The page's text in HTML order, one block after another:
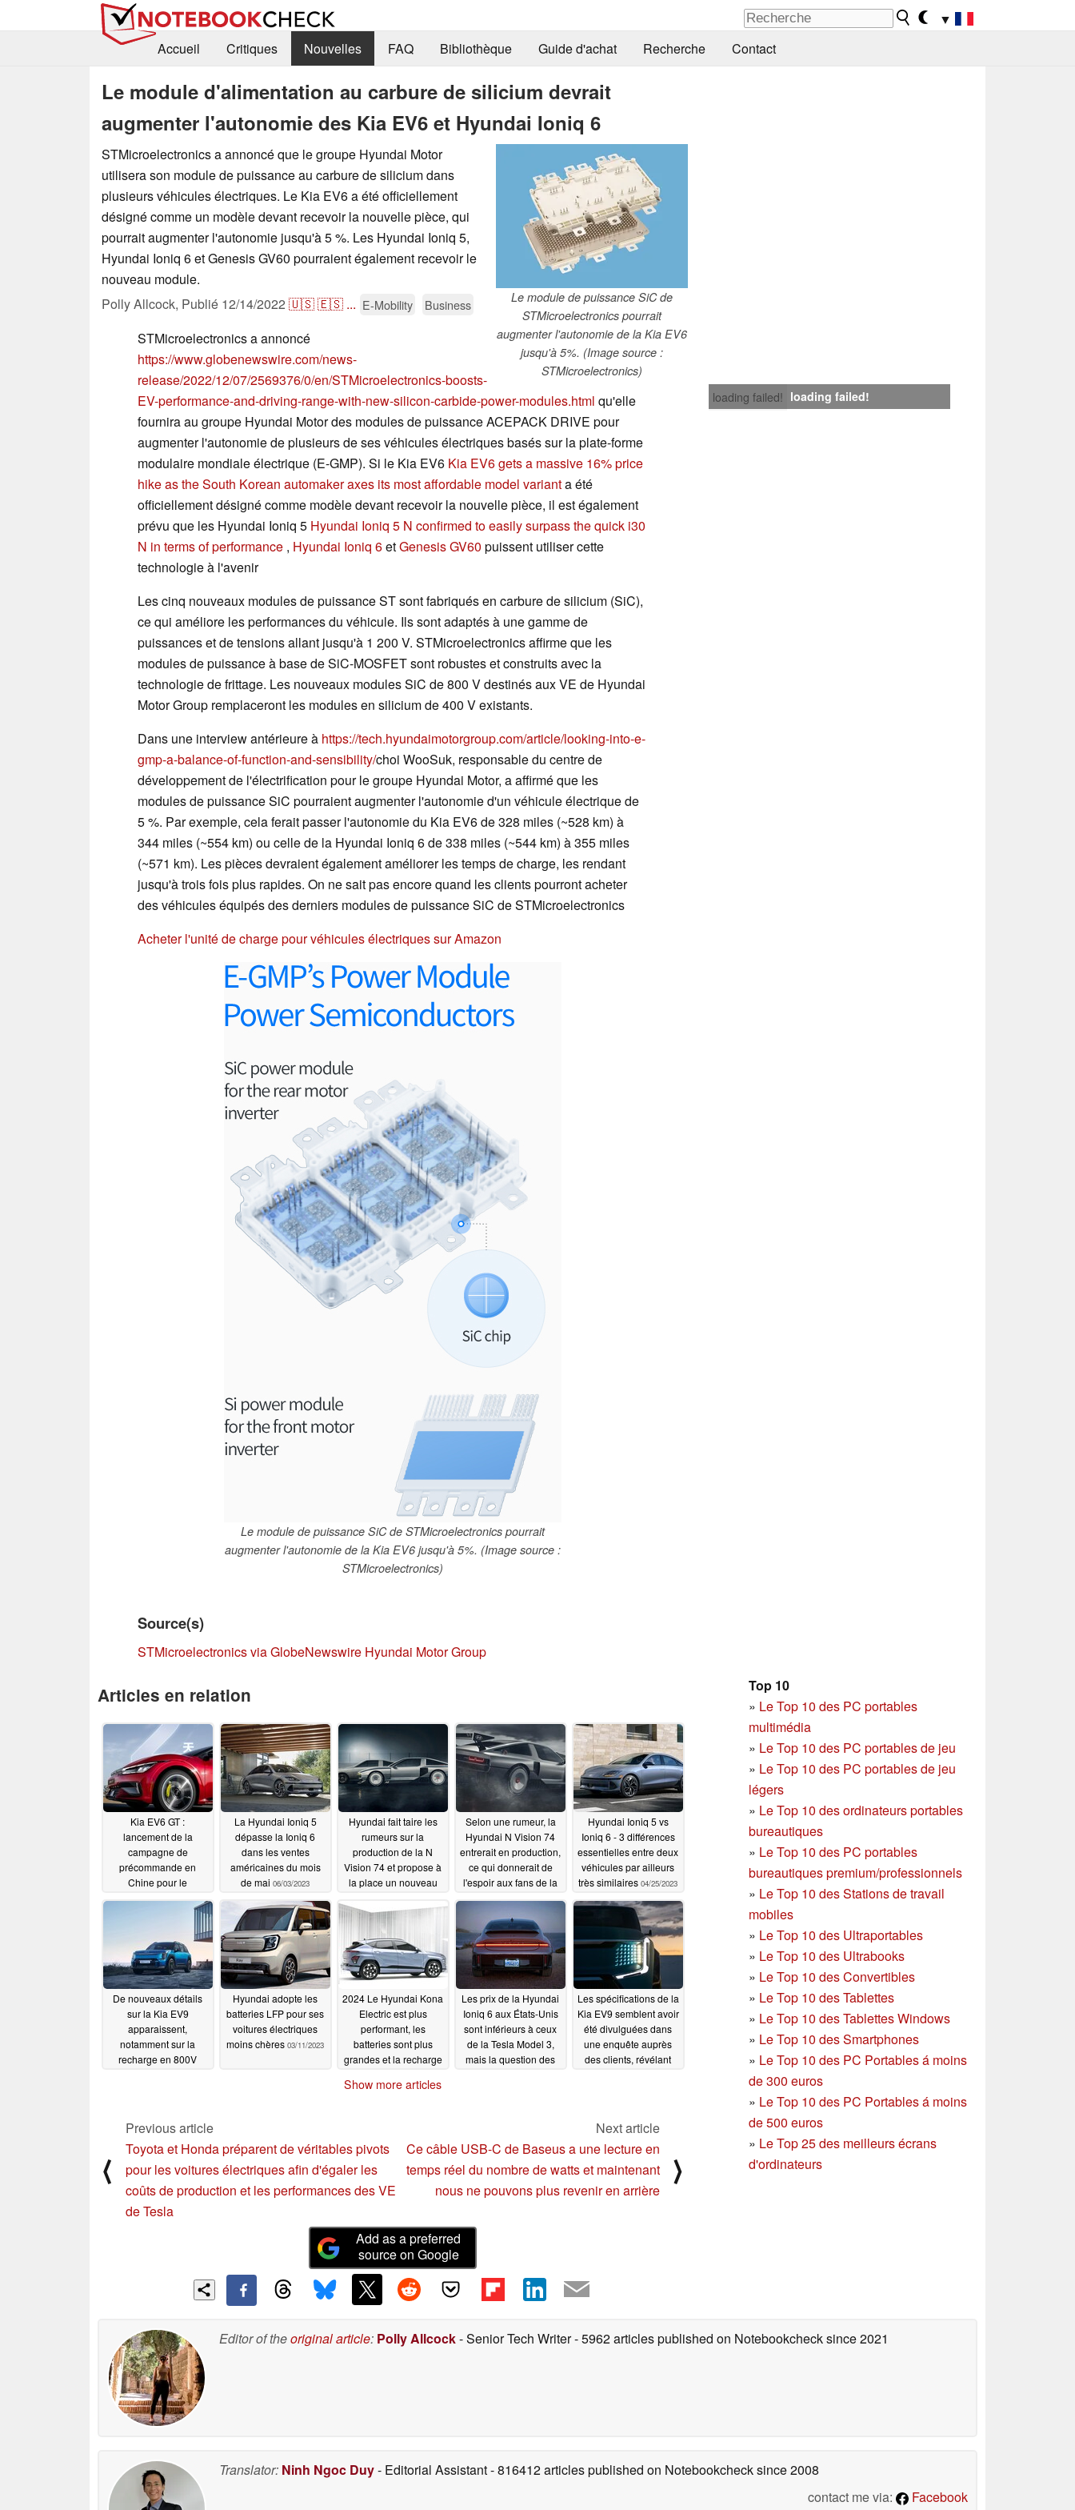
▼
Accueil
Critiques Nouvelles FAQ Bibliothèque Guide d'achat Recherche Contact
Le module d'alimentation au carbure de silicium devrait
augmenter l'autonomie des Kia EV6 et Hyundai Ioniq 6
Le module de puissance SiC de
STMicroelectronics pourrait
augmenter l'autonomie de la Kia EV6
jusqu'à 5%. (Image source :
STMicroelectronics)
STMicroelectronics a annoncé que le groupe Hyundai Motor
utilisera son module de puissance au carbure de silicium dans
plusieurs véhicules électriques. Le Kia EV6 a été officiellement
désigné comme un modèle devant recevoir la nouvelle pièce, qui
pourrait augmenter l'autonomie jusqu'à 5 %. Les Hyundai Ioniq 5,
Hyundai Ioniq 6 et Genesis GV60 pourraient également recevoir le
nouveau module.
Polly Allcock, Publié 12/14/2022 🇺🇸🇪🇸 ... E-Mobility Business
loading failed! loading failed!
STMicroelectronics a annoncé
https://www.globenewswire.com/news-
release/2022/12/07/2569376/0/en/STMicroelectronics-boosts-
EV-performance-and-driving-range-with-new-silicon-carbide-power-modules.html qu'elle
fournira au groupe Hyundai Motor des modules de puissance ACEPACK DRIVE pour
augmenter l'autonomie de plusieurs de ses véhicules électriques basés sur la plate-forme
modulaire mondiale électrique (E-GMP). Si le Kia EV6 Kia EV6 gets a massive 16% price
hike as the South Korean automaker axes its most affordable model varianta été
officiellement désigné comme modèle devant recevoir la nouvelle pièce, il est également
prévu que les Hyundai Ioniq 5 Hyundai Ioniq 5 N confirmed to easily surpass the quick i30
N in terms of performance , Hyundai Ioniq 6etGenesis GV60 puissent utiliser cette
technologie à l'avenir
Les cinq nouveaux modules de puissance ST sont fabriqués en carbure de silicium (SiC),
ce qui améliore les performances du véhicule. Ils sont adaptés à une gamme de
puissances et de tensions allant jusqu'à 1 200 V. STMicroelectronics affirme que les
modules de puissance à base de SiC-MOSFET sont robustes et construits avec la
technologie de frittage. Les nouveaux modules SiC de 800 V destinés aux VE de Hyundai
Motor Group remplaceront les modules en silicium de 400 V existants.
Dans une interview antérieure à https://tech.hyundaimotorgroup.com/article/looking-into-e-
gmp-a-balance-of-function-and-sensibility/choi WooSuk, responsable du centre de
développement de l'électrification pour le groupe Hyundai Motor, a affirmé que les
modules de puissance SiC pourraient augmenter l'autonomie d'un véhicule électrique de
5 %. Par exemple, cela ferait passer l'autonomie du Kia EV6 de 328 miles (~528 km) à
344 miles (~554 km) ou celle de la Hyundai Ioniq 6 de 338 miles (~544 km) à 355 miles
(~571 km). Les pièces devraient également améliorer les temps de charge, les rendant
jusqu'à trois fois plus rapides. On ne sait pas encore quand les clients pourront acheter
des véhicules équipés des derniers modules de puissance SiC de STMicroelectronics
Acheter l'unité de charge pour véhicules électriques sur Amazon
Le module de puissance SiC de STMicroelectronics pourrait
augmenter l'autonomie de la Kia EV6 jusqu'à 5%. (Image source :
STMicroelectronics)
Source(s)
STMicroelectronics via GlobeNewswire Hyundai Motor Group
Top 10
» Le Top 10 des PC portables
multimédia
» Le Top 10 des PC portables de jeu
» Le Top 10 des PC portables de jeu
légers
» Le Top 10 des ordinateurs portables
bureautiques
» Le Top 10 des PC portables
bureautiques premium/professionnels
» Le Top 10 des Stations de travail
mobiles
» Le Top 10 des Ultraportables
» Le Top 10 des Ultrabooks
» Le Top 10 des Convertibles
» Le Top 10 des Tablettes
» Le Top 10 des Tablettes Windows
» Le Top 10 des Smartphones
» Le Top 10 des PC Portables á moins
de 300 euros
» Le Top 10 des PC Portables á moins
de 500 euros
» Le Top 25 des meilleurs écrans
d'ordinateurs
Articles en relation
Kia EV6 GT :
lancement de la
campagne de
précommande en
Chine pour le
batterie à charge ultra-
La Hyundai Ioniq 5
dépasse la Ioniq 6
dans les ventes
américaines du mois
de mai 06/03/2023
Hyundai fait taire les
rumeurs sur la
production de la N
Vision 74 et propose à
la place un nouveau
Coupé05/19/2023
Selon une rumeur, la
Hyundai N Vision 74
entrerait en production,
ce qui donnerait de
l'espoir aux fans de la
hydrogène rétro de
Hyundai05/10/2023
Hyundai Ioniq 5 vs
Ioniq 6 - 3 différences
essentielles entre deux
véhicules par ailleurs
très similaires 04/25/2023
De nouveaux détails
sur la Kia EV9
apparaissent,
notamment sur la
recharge en 800V
Hyundai adopte les
batteries LFP pour ses
voitures électriques
moins chères 03/11/2023
2024 Le Hyundai Kona
Electric est plus
performant, les
batteries sont plus
grandes et la recharge
03/10/2023
Les prix de la Hyundai
Ioniq 6 aux États-Unis
sont inférieurs à ceux
de la Tesla Model 3,
mais la question des
Les spécifications de la
Kia EV9 semblent avoir
été divulguées dans
une enquête auprès
des clients, révélant
Show more articles
⟨
Previous article
Toyota et Honda préparent de véritables pivots
pour les voitures électriques afin d'égaler les
coûts de production et les performances des VE
de Tesla
Next article
Ce câble USB-C de Baseus a une lecture en
temps réel du nombre de watts et maintenant
nous ne pouvons plus revenir en arrière
⟩
Add as a preferred
source on Google
Editor of theoriginal article: Polly Allcock- Senior Tech Writer- 5962 articles published on Notebookchecksince 2021
Translator: Ninh Ngoc Duy- Editorial Assistant- 816412 articles published on Notebookchecksince 2008
contact me via:
Facebook